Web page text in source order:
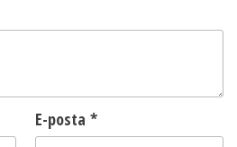
E-posta *